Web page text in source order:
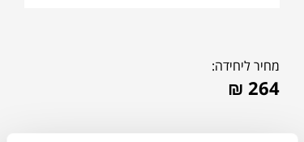
מחיר ליחידה:
₪ 264